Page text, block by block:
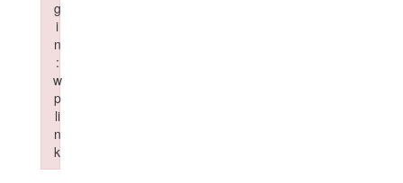
g
i
n
:
w
p
li
n
k
Failed to initialize plugin: wplink